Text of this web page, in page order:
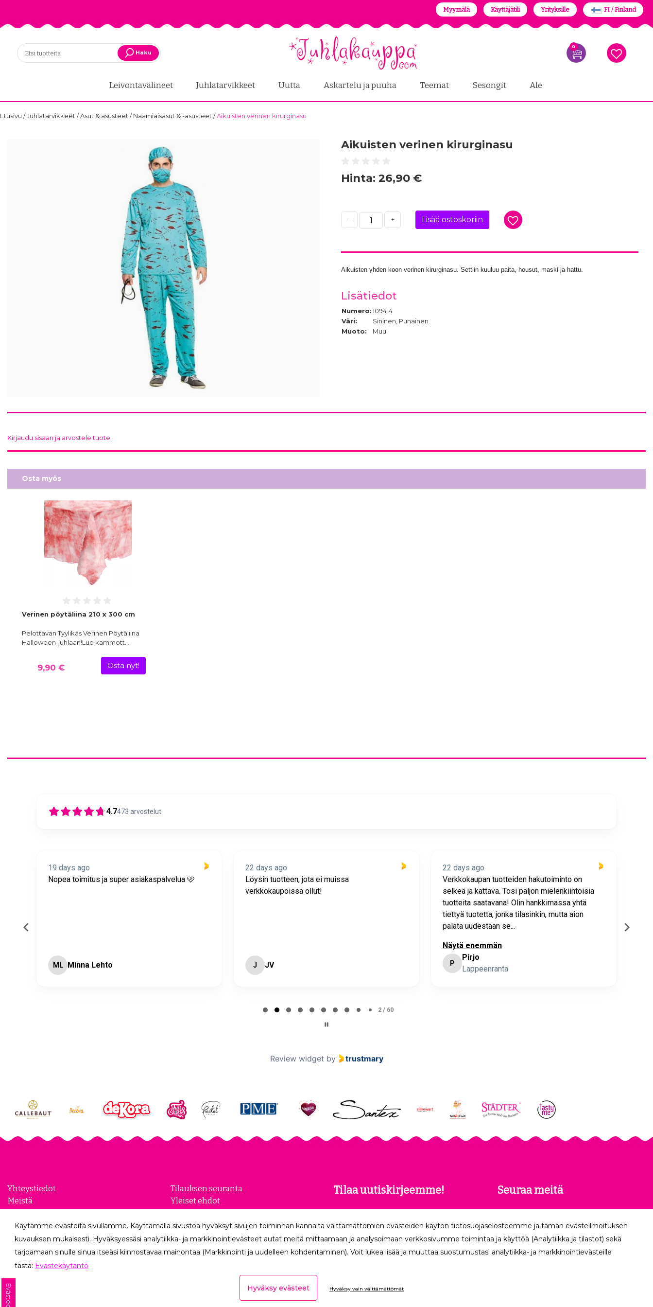
Myymälä Käyttäjätili Yrityksille FI / Finland
Haku
0
Leivontavälineet Juhlatarvikkeet Uutta Askartelu ja puuha Teemat Sesongit Ale
Etusivu /Juhlatarvikkeet /Asut & asusteet /Naamiaisasut & -asusteet /Aikuisten verinen kirurginasu
Aikuisten verinen kirurginasu
Hinta: 26,90 €
- + Lisää ostoskoriin
Aikuisten yhden koon verinen kirurginasu. Settiin kuuluu paita, housut, maski ja hattu.
Lisätiedot
Numero:109414
Väri:
Sininen, Punainen
Muoto:
Muu
Kirjaudu sisään ja arvostele tuote.
Osta myös
Verinen pöytäliina 210 x 300 cm
Pelottavan Tyylikäs Verinen Pöytäliina
Halloween-juhlaan!Luo kammott…
9,90 € Osta nyt!
4.7473 arvostelut
19 days ago
Nopea toimitus ja super asiakaspalvelua 🩷
ML Minna Lehto
22 days ago
Löysin tuotteen, jota ei muissa
verkkokaupoissa ollut!
J JV
22 days ago
Verkkokaupan tuotteiden hakutoiminto on
selkeä ja kattava. Tosi paljon mielenkiintoisia
tuotteita saatavana! Olin hankkimassa yhtä
tiettyä tuotetta, jonka tilasinkin, mutta aion
palata uudestaan se...
Näytä enemmän
P
Pirjo
Lappeenranta
2 / 60
Review widget by trustmary
Yhteystiedot
Meistä
Yrityksille
Tilauksen seuranta
Yleiset ehdot
Tietosuojaseloste
Peruutuslomake
Tilaa uutiskirjeemme!
uusimmat edut suoraan sähköpostiisi.
Tilaa
Seuraa meitä
Käytämme evästeitä sivullamme. Käyttämällä sivustoa hyväksyt sivujen toiminnan kannalta välttämättömien evästeiden käytön tietosuojaselosteemme ja tämän evästeilmoituksen
kuvauksen mukaisesti. Hyväksyessäsi analytiikka- ja markkinointievästeet autat meitä mittaamaan ja analysoimaan verkkosivumme toimintaa ja käyttöä (Analytiikka ja tilastot) sekä
tarjoamaan sinulle sinua itseäsi kiinnostavaa mainontaa (Markkinointi ja uudelleen kohdentaminen). Voit lukea lisää ja muuttaa suostumustasi analytiikka- ja markkinointievästeille
tästä: Evästekäytäntö
Hyväksy evästeet Hyväksy vain välttämättömät
Evästeet